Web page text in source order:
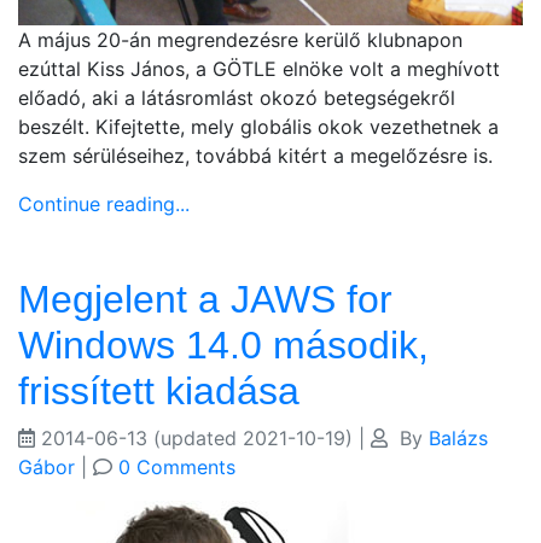
A május 20-án megrendezésre kerülő klubnapon
ezúttal Kiss János, a GÖTLE elnöke volt a meghívott
előadó, aki a látásromlást okozó betegségekről
beszélt. Kifejtette, mely globális okok vezethetnek a
szem sérüléseihez, továbbá kitért a megelőzésre is.
Continue reading...
Megjelent a JAWS for
Windows 14.0 második,
frissített kiadása
2014-06-13 (updated 2021-10-19) By Balázs
Gábor
0 Comments